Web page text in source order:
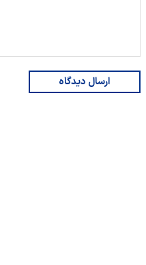
ارسال دیدگاه